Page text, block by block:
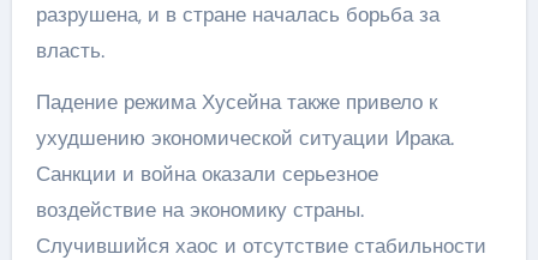
разрушена, и в стране началась борьба за
власть.
Падение режима Хусейна также привело к
ухудшению экономической ситуации Ирака.
Санкции и война оказали серьезное
воздействие на экономику страны.
Случившийся хаос и отсутствие стабильности